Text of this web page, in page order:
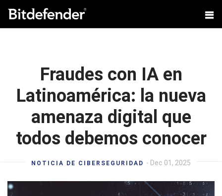
Fraudes con IA en
Latinoamérica: la nueva
amenaza digital que
todos debemos conocer
NOTICIA DE CIBERSEGURIDAD - Dec 01, 2025